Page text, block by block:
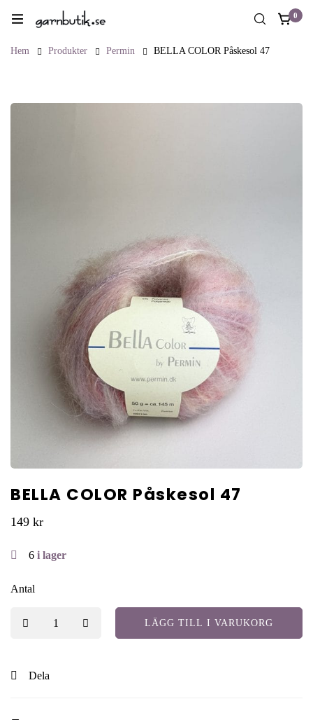
0
Hem Produkter Permin BELLA COLOR Påskesol 47
BELLA COLOR Påskesol 47
149 kr
6 i lager
Antal
LÄGG TILL I VARUKORG
Dela